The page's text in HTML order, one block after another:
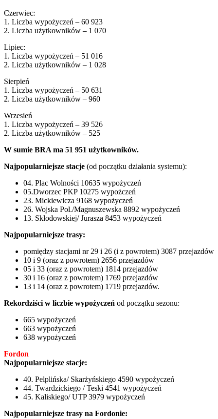
Czerwiec:
1. Liczba wypożyczeń – 60 923
2. Liczba użytkowników – 1 070
Lipiec:
1. Liczba wypożyczeń – 51 016
2. Liczba użytkowników – 1 028
Sierpień
1. Liczba wypożyczeń – 50 631
2. Liczba użytkowników – 960
Wrzesień
1. Liczba wypożyczeń – 39 526
2. Liczba użytkowników – 525
W sumie BRA ma 51 951 użytkowników.
Najpopularniejsze stacje (od początku działania systemu):
04. Plac Wolności 10635 wypożyczeń
05.Dworzec PKP 10275 wypożczeń
23. Mickiewicza 9168 wypożyczeń
26. Wojska Pol./Magnuszewska 8892 wypożyczeń
13. Skłodowskiej/ Jurasza 8453 wypożyczeń
Najpopularniejsze trasy:
pomiędzy stacjami nr 29 i 26 (i z powrotem) 3087 przejazdów
10 i 9 (oraz z powrotem) 2656 przejazdów
05 i 33 (oraz z powrotem) 1814 przejazdów
30 i 16 (oraz z powrotem) 1769 przejazdów
13 i 14 (oraz z powrotem) 1719 przejazdów.
Rekordziści w liczbie wypożyczeń od początku sezonu:
665 wypożyczeń
663 wypożyczeń
638 wypożyczeń
Fordon
Najpopularniejsze stacje:
40. Pelplińska/ Skarżyńskiego 4590 wypożyczeń
44. Twardzickiego / Teski 4541 wypożyczeń
45. Kaliskiego/ UTP 3979 wypożyczeń
Najpopularniejsze trasy na Fordonie: